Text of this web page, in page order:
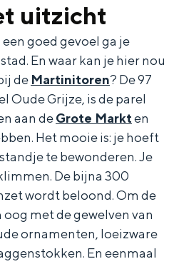
zonder auto
van Groningen is haar
landschap. Binen een mum
je vanuit de stad aan de
midden in het groen of bij
wierdedorp.
de stad
uitzicht
goed gevoel ga je
En waar kan je hier nou
de Martinitoren? De 97
Oude Grijze, is de parel
aan deGrote Markten
Het mooie is: je hoeft
te bewonderen. Je
De bijna 300
wordt beloond. Om de
met de gewelven van
ornamenten, loeizware
En eenmaal